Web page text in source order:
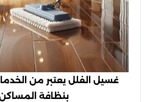
غسيل الفلل يعتبر من
بنظافة